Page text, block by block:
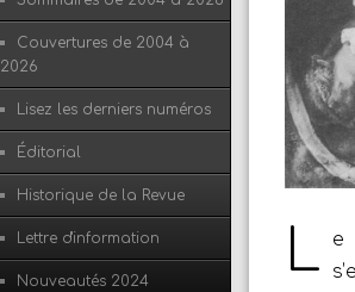
L
e
Couvertures de 2004 à
2026
Lisez les derniers numéros
Éditorial
Historique de la Revue
Lettre d'information
Nouveautés 2024